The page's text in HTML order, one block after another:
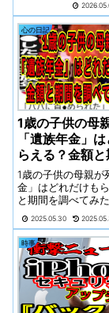
の前で散々迷った
「のり弁」の圧倒
ち着いてしまった
当についてくる、
のスパイス（塩こ
を、最後の一粒ま
かけたくなったり
当にして、「今日
っちゃうぞ！」と
り（笑）。私たち
てはならない、温
いお弁当。でも、
さんを見かけた時
疑問を抱いたこと
か？あれ？ 地元の
が子供の頃は『ほ
亭』だった気がす
の間にか『ほっと
ってる…？『ほっ
『ほっかほっか亭
の響きもお店の雰
なら『のり弁』の
でそっくりだけど
関係なの？
心の日記
1歳の子供の母
「遺族年金」
らえる？金額と
てみた結果…
1歳の子供の母親が
金」はどれだけも
と期間を調べてみ
るのは、主に「遺
です。また、お母
公務員であった場
「遺族厚生年金」
可能性があります。
2025.05.30
時事